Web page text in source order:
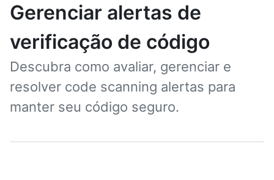
Gerenciar alertas de
verificação de código
Descubra como avaliar, gerenciar e
resolver code scanning alertas para
manter seu código seguro.